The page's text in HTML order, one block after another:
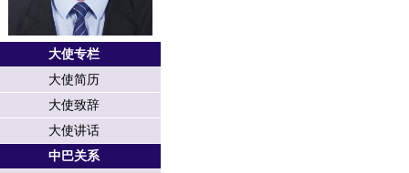
大使专栏
大使简历
大使致辞
大使讲话
中巴关系